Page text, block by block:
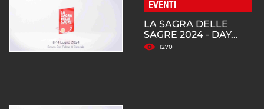
EVENTI
LA SAGRA DELLE
SAGRE 2024 - DAY...
1270